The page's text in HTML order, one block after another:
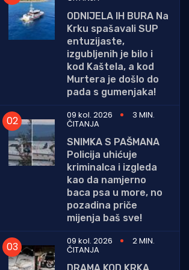
ODNIJELA IH BURA Na
Krku spašavali SUP
entuzijaste,
izgubljenih je bilo i
kod Kaštela, a kod
Murtera je došlo do
pada s gumenjaka!
09 kol. 2026
3 MIN.
ČITANJA
SNIMKA S PAŠMANA
Policija uhićuje
kriminalca i izgleda
kao da namjerno
baca psa u more, no
pozadina priče
mijenja baš sve!
09 kol. 2026
2 MIN.
ČITANJA
DRAMA KOD KRKA